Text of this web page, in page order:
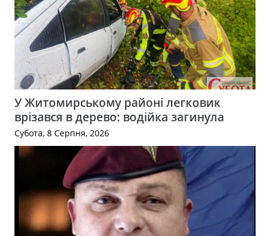
У Житомирському районі легковик
врізався в дерево: водійка загинула
Субота, 8 Серпня, 2026